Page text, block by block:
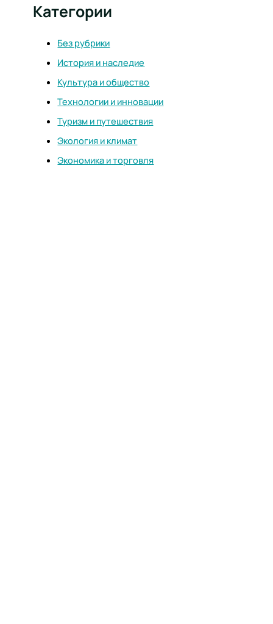
Категории
Без рубрики
История и наследие
Культура и общество
Технологии и инновации
Туризм и путешествия
Экология и климат
Экономика и торговля